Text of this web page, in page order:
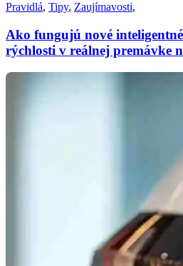
Pravidlá, Tipy, Zaujímavosti,
Ako fungujú nové
rýchlosti v reálnej premávke